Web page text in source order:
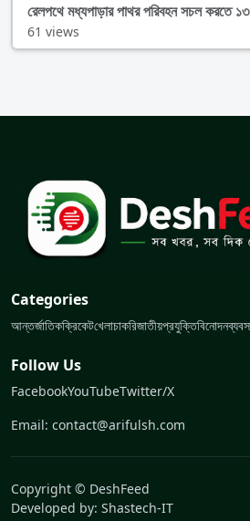
রেলপথে মধ্যপাড়ার পাথর পরিবহন সচল করতে
61 views
Categories
আন্তর্জাতিকক্রিকেটখেলাচাকরিজাতীয়প্রযুক্তিবিনোদন
Follow Us
FacebookYouTubeTwitter/X
Email: contact@arifulsh.com
Copyright © DeshFeed
Developed by: Shastech-IT